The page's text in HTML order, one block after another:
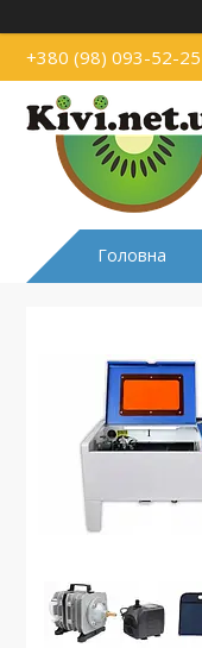
+380 (98) 093-52-25
Головна